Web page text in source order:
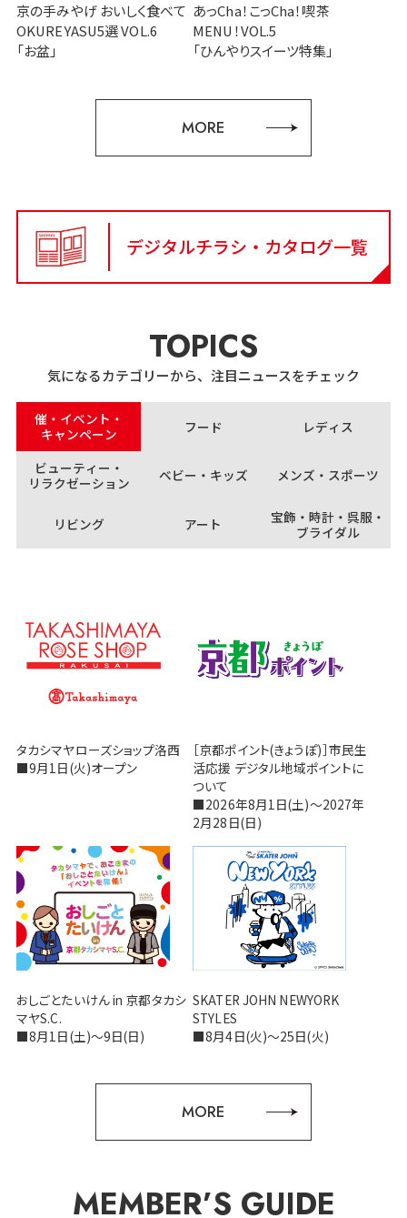
京の手みやげ おいしく食べて
OKUREYASU5選 VOL.6
「お盆」
あっCha！こっCha！喫茶
MENU！VOL.5
「ひんやりスイーツ特集」
MORE
デジタルチラシ・カタログ一覧
TOPICS
気になるカテゴリーから、注目ニュースをチェック
催・イベント・
キャンペーン
フード レディス
ビューティー・
リラクゼーション
ベビー・キッズ メンズ・スポーツ
リビング アート
宝飾・時計・呉服・
ブライダル
タカシマヤローズショップ洛西
■9月1日(火)オープン
［京都ポイント(きょうぽ)］市民生
活応援 デジタル地域ポイントに
ついて
■2026年8月1日(土)～2027年
2月28日(日)
おしごとたいけん in 京都タカシ
マヤS.C.
■8月1日(土)〜9日(日)
SKATER JOHN NEWYORK
STYLES
■8月4日(火)〜25日(火)
MORE
MEMBER’S GUIDE